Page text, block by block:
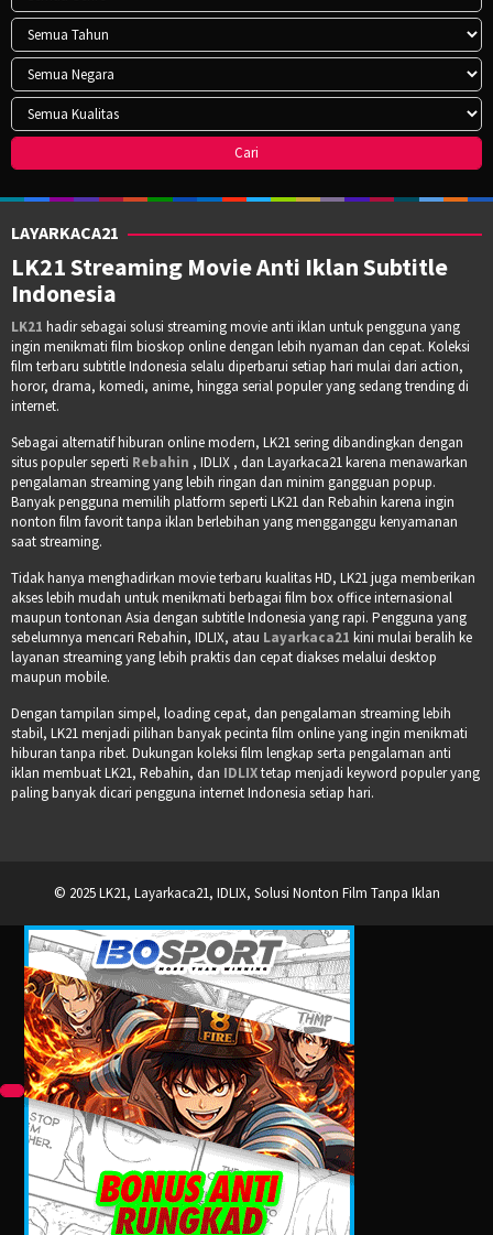
LAYARKACA21
LK21 Streaming Movie Anti Iklan Subtitle
Indonesia
LK21 hadir sebagai solusi streaming movie anti iklan untuk pengguna yang
ingin menikmati film bioskop online dengan lebih nyaman dan cepat. Koleksi
film terbaru subtitle Indonesia selalu diperbarui setiap hari mulai dari action,
horor, drama, komedi, anime, hingga serial populer yang sedang trending di
internet.
Sebagai alternatif hiburan online modern, LK21 sering dibandingkan dengan
situs populer seperti Rebahin , IDLIX , dan Layarkaca21 karena menawarkan
pengalaman streaming yang lebih ringan dan minim gangguan popup.
Banyak pengguna memilih platform seperti LK21 dan Rebahin karena ingin
nonton film favorit tanpa iklan berlebihan yang mengganggu kenyamanan
saat streaming.
Tidak hanya menghadirkan movie terbaru kualitas HD, LK21 juga memberikan
akses lebih mudah untuk menikmati berbagai film box office internasional
maupun tontonan Asia dengan subtitle Indonesia yang rapi. Pengguna yang
sebelumnya mencari Rebahin, IDLIX, atau Layarkaca21 kini mulai beralih ke
layanan streaming yang lebih praktis dan cepat diakses melalui desktop
maupun mobile.
Dengan tampilan simpel, loading cepat, dan pengalaman streaming lebih
stabil, LK21 menjadi pilihan banyak pecinta film online yang ingin menikmati
hiburan tanpa ribet. Dukungan koleksi film lengkap serta pengalaman anti
iklan membuat LK21, Rebahin, dan IDLIXtetap menjadi keyword populer yang
paling banyak dicari pengguna internet Indonesia setiap hari.
© 2025 LK21, Layarkaca21, IDLIX, Solusi Nonton Film Tanpa Iklan